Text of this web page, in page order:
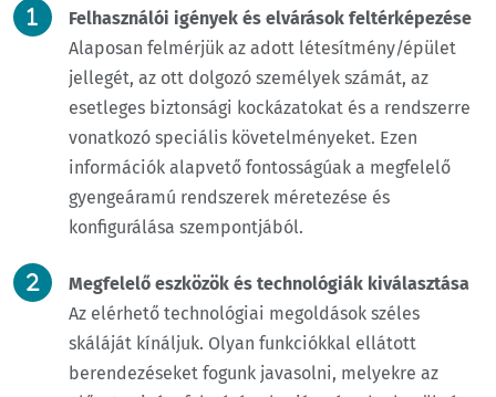
Felhasználói igények és elvárások feltérképezése
Alaposan felmérjük az adott létesítmény/épület
jellegét, az ott dolgozó személyek számát, az
esetleges biztonsági kockázatokat és a rendszerre
vonatkozó speciális követelményeket. Ezen
információk alapvető fontosságúak a megfelelő
gyengeáramú rendszerek méretezése és
konfigurálása szempontjából.
Megfelelő eszközök és technológiák kiválasztása
Az elérhető technológiai megoldások széles
skáláját kínáljuk. Olyan funkciókkal ellátott
berendezéseket fogunk javasolni, melyekre az